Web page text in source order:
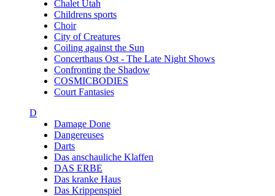
Chalet Utah
Childrens sports
Choir
City of Creatures
Coiling against the Sun
Concerthaus Ost - The Late Night Shows
Confronting the Shadow
COSMICBODIES
Court Fantasies
D
Damage Done
Dangereuses
Darts
Das anschauliche Klaffen
DAS ERBE
Das kranke Haus
Das Krippenspiel